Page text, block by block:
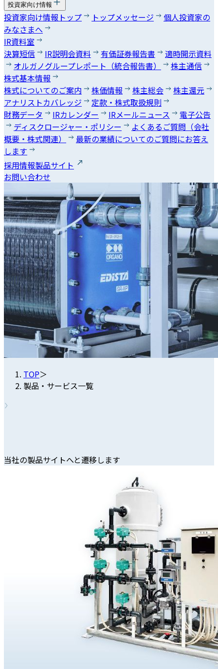
投資家向け情報
投資家向け情報トップ トップメッセージ
個人投資家の
みなさまへ
IR資料室
決算短信
IR説明会資料 有価証券報告書
適時開示資料
オルガノグループレポート（統合報告書）
株主通信
株式基本情報
株式についてのご案内
株価情報 株主総会
株主還元
アナリストカバレッジ
定款・株式取扱規則
財務データ
IRカレンダー IRメールニュース
電子公告
ディスクロージャー・ポリシー
よくあるご質問（会社
概要・株式関連）
最新の業績についてのご質問にお答え
します
採用情報製品サイト
お問い合わせ
TOP＞
製品・サービス一覧
当社の製品サイトへと遷移します